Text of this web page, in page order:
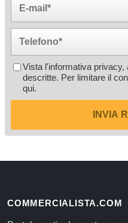
Vista l'informativa privacy,
descritte. Per limitare il
qui.
INVIA
COMMERCIALISTA.COM